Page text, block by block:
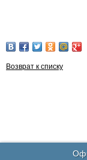
Возврат к списку